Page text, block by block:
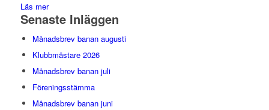
Läs mer
Senaste Inläggen
Månadsbrev banan augusti
Klubbmästare 2026
Månadsbrev banan juli
Föreningsstämma
Månadsbrev banan juni